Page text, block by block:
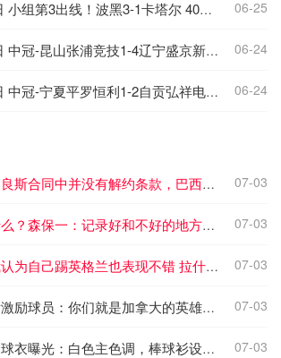
！波黑3-1卡塔尔 40岁哲科造对手乌龙卡塔尔小组出局 06-25
山张浦竞技1-4辽宁盛京新锐 批尔卡尼梅开二度 06-24
夏平罗恒利1-2自贡弘祥电碳 季传杰读秒绝杀 06-24
同中并没有解约条款，巴西媒体报道不实 07-03
保一：记录好和不好的地方，和助教球员沟通 07-03
己踢英格兰也表现不错 拉什福德进球很难防 07-03
员：你们就是加拿大的英雄，是孩子们的英雄 07-03
曝光：白色主色调，棒球衫设计风格 07-03